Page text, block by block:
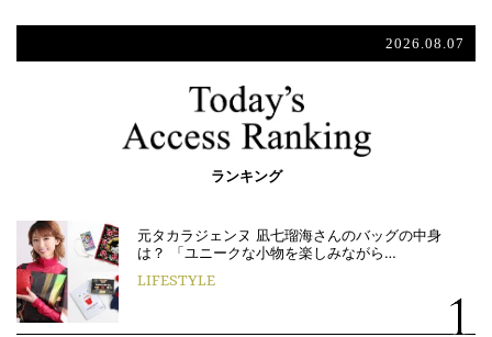
2026.08.07
ランキング
元タカラジェンヌ 凪七瑠海さんのバッグの中身
は？ 「ユニークな小物を楽しみながら…
LIFESTYLE